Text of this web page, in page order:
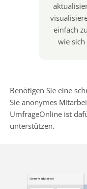
einfach
wie
Benötigen Sie eine
Sie anonymes
UmfrageOnline ist
unterstützen.